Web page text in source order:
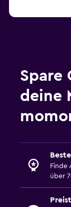
Spare
deine
Finde
über